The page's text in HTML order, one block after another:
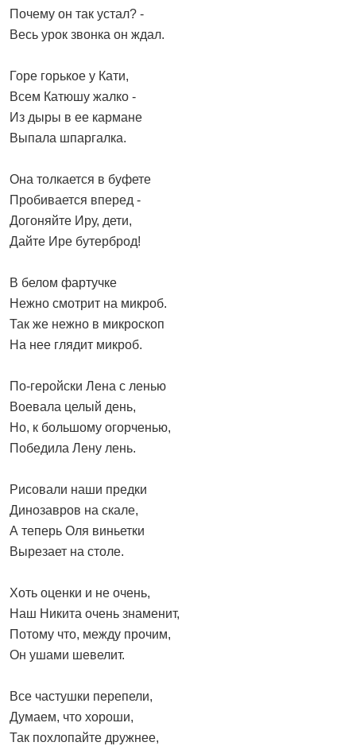
Почему он так устал? -
Весь урок звонка он ждал.
Горе горькое у Кати,
Всем Катюшу жалко -
Из дыры в ее кармане
Выпала шпаргалка.
Она толкается в буфете
Пробивается вперед -
Догоняйте Иру, дети,
Дайте Ире бутерброд!
В белом фартучке
Нежно смотрит на микроб.
Так же нежно в микроскоп
На нее глядит микроб.
По-геройски Лена с ленью
Воевала целый день,
Но, к большому огорченью,
Победила Лену лень.
Рисовали наши предки
Динозавров на скале,
А теперь Оля виньетки
Вырезает на столе.
Хоть оценки и не очень,
Наш Никита очень знаменит,
Потому что, между прочим,
Он ушами шевелит.
Все частушки перепели,
Думаем, что хороши,
Так похлопайте дружнее,